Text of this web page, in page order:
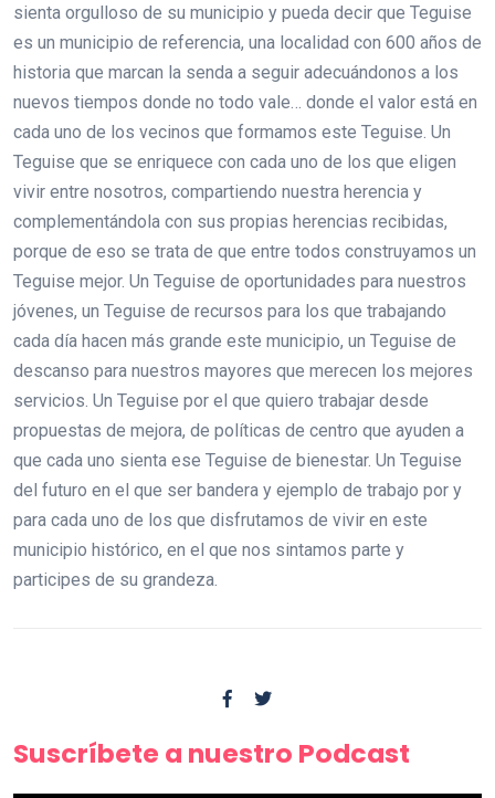
sienta orgulloso de su municipio y pueda decir que Teguise
es un municipio de referencia, una localidad con 600 años de
historia que marcan la senda a seguir adecuándonos a los
nuevos tiempos donde no todo vale… donde el valor está en
cada uno de los vecinos que formamos este Teguise. Un
Teguise que se enriquece con cada uno de los que eligen
vivir entre nosotros, compartiendo nuestra herencia y
complementándola con sus propias herencias recibidas,
porque de eso se trata de que entre todos construyamos un
Teguise mejor. Un Teguise de oportunidades para nuestros
jóvenes, un Teguise de recursos para los que trabajando
cada día hacen más grande este municipio, un Teguise de
descanso para nuestros mayores que merecen los mejores
servicios. Un Teguise por el que quiero trabajar desde
propuestas de mejora, de políticas de centro que ayuden a
que cada uno sienta ese Teguise de bienestar. Un Teguise
del futuro en el que ser bandera y ejemplo de trabajo por y
para cada uno de los que disfrutamos de vivir en este
municipio histórico, en el que nos sintamos parte y
participes de su grandeza.
Suscríbete a nuestro Podcast